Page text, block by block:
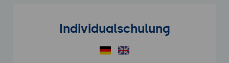
Individualschulung